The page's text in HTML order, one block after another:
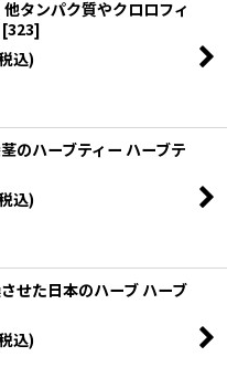
タンパク質やクロロフィ
[323]
込)
のハーブティー ハーブテ
込)
せた日本のハーブ ハーブ
込)